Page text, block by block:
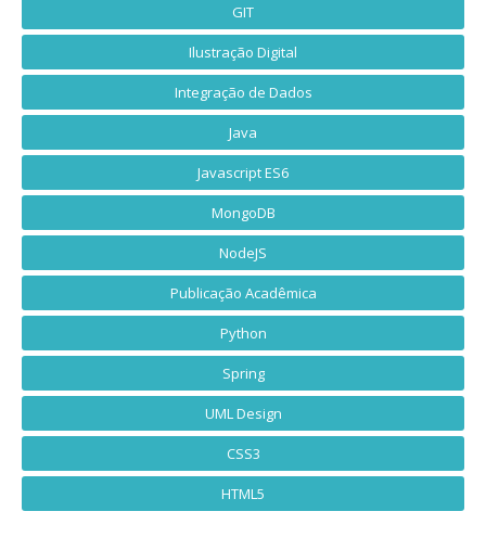
GIT
Ilustração Digital
Integração de Dados
Java
Javascript ES6
MongoDB
NodeJS
Publicação Acadêmica
Python
Spring
UML Design
CSS3
HTML5